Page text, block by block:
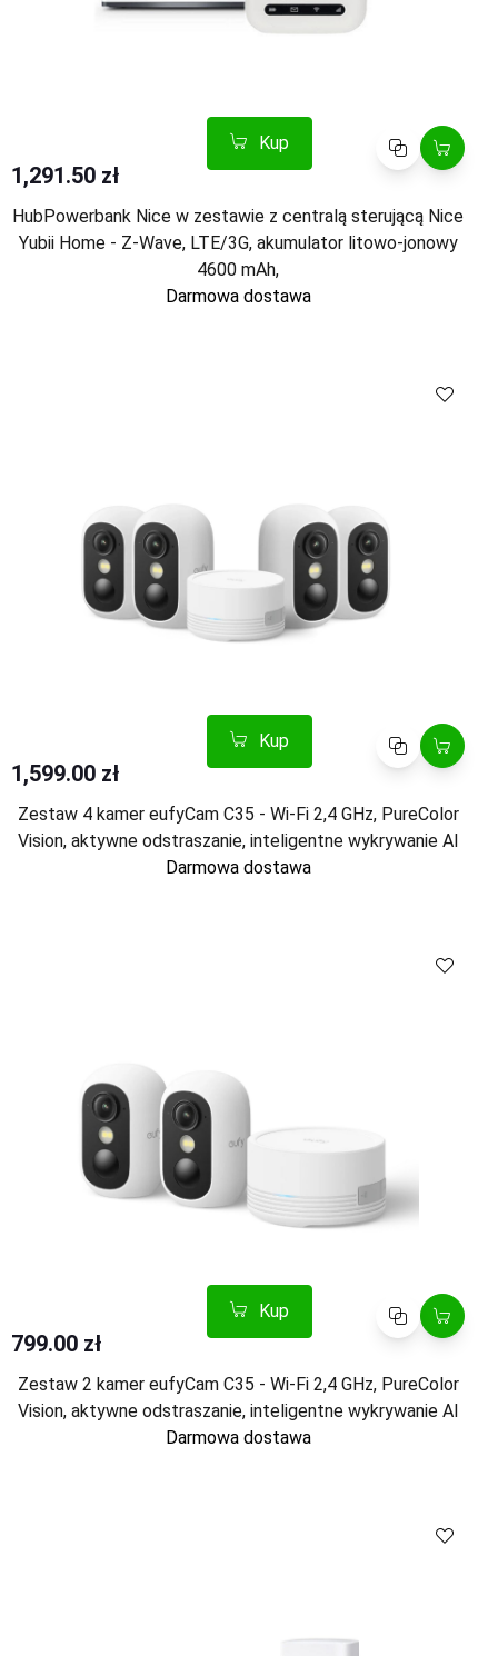
Kup Porównaj
1,291.50 zł
HubPowerbank Nice w zestawie z centralą sterującą Nice
Yubii Home - Z-Wave, LTE/3G, akumulator litowo-jonowy
4600 mAh,
Darmowa dostawa
Kup Porównaj
1,599.00 zł
Zestaw 4 kamer eufyCam C35 - Wi-Fi 2,4 GHz, PureColor
Vision, aktywne odstraszanie, inteligentne wykrywanie AI
Darmowa dostawa
Kup Porównaj
799.00 zł
Zestaw 2 kamer eufyCam C35 - Wi-Fi 2,4 GHz, PureColor
Vision, aktywne odstraszanie, inteligentne wykrywanie AI
Darmowa dostawa